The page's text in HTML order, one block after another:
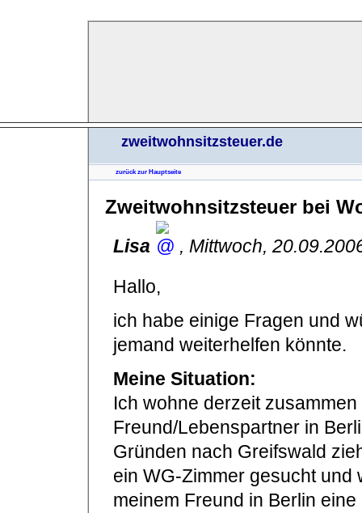
zweitwohnsitzsteuer.de
zurück zur Hauptseite
Zweitwohnsitzsteuer bei
Lisa
, Mittwoch,
Hallo,
ich habe einige Fragen und
jemand weiterhelfen könnte.
Meine Situation:
Ich wohne derzeit
Freund/Lebenspartner in
Gründen nach Greifswald
ein WG-Zimmer gesucht
meinem Freund in Berlin